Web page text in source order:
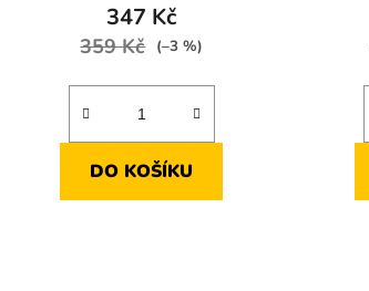
347 Kč
359 Kč (–3 %)
DO KOŠÍKU